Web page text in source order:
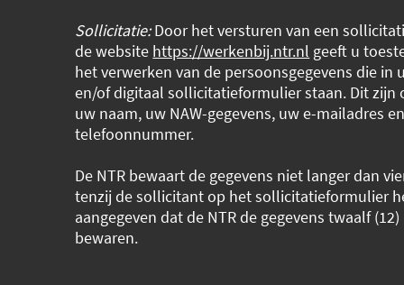
Sollicitatie:Door het versturen van een
de website https://werkenbij.ntr.nl geeft u
het verwerken van de persoonsgegevens die in
en/of digitaal sollicitatieformulier staan. Dit zijn
uw naam, uw NAW-gegevens, uw e-mailadres
telefoonnummer.
De NTR bewaart de gegevens niet langer dan
tenzij de sollicitant op het sollicitatieformulier
aangegeven dat de NTR de gegevens twaalf
bewaren.